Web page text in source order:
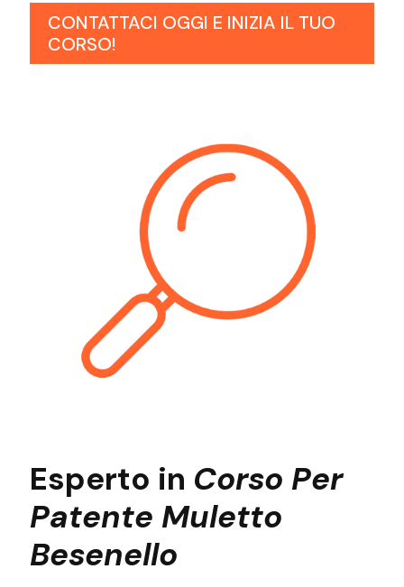
CONTATTACI OGGI E INIZIA IL TUO
CORSO!
Esperto in Corso Per
Patente Muletto
Besenello